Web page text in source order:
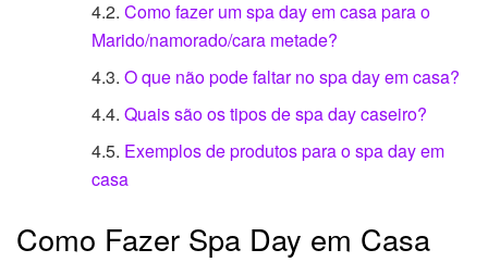
Como fazer um spa day em casa para o
Marido/namorado/cara metade?
O que não pode faltar no spa day em casa?
Quais são os tipos de spa day caseiro?
Exemplos de produtos para o spa day em
casa
Como Fazer Spa Day em Casa